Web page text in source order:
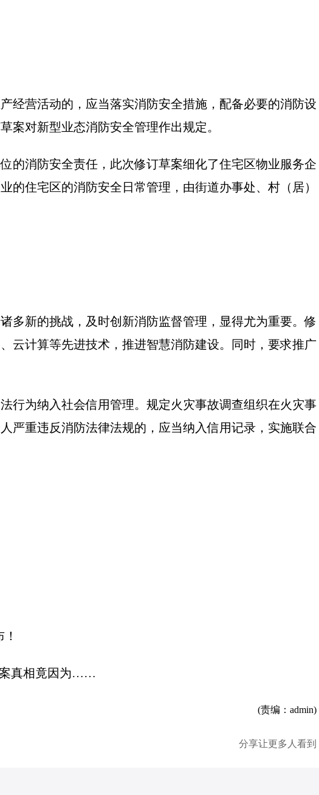
经营活动的，应当落实消防安全措施，配备必要的消防设
对新型业态消防安全管理作出规定。
的消防安全责任，此次修订草案细化了住宅区物业服务企
的住宅区的消防安全日常管理，由街道办事处、村（居）
多新的挑战，及时创新消防监督管理，显得尤为重要。修
云计算等先进技术，推进智慧消防建设。同时，要求推广
行为纳入社会信用管理。规定火灾事故调查组织在火灾事
严重违反消防法律法规的，应当纳入信用记录，实施联合
案真相竟因为……
(责编：admin)
分享让更多人看到